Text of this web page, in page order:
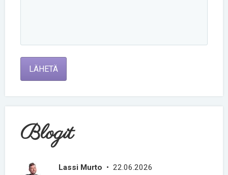
LÄHETÄ
Blogit
Lassi Murto • 22.06.2026